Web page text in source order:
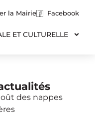
la Mairie Facebook
ET CULTURELLE
des nappes